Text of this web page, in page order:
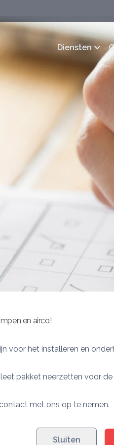
Diensten
en airco!
voor het installeren en
pakket neerzetten voor
met ons op te nemen.
Sluiten
ketel langer meegaat
het onderhoud wordt
Sinds de
van de installatie
te schakelen. Ons
de homepagina aan te
of uw
zien of de waterdruk nog
te worden. Het
die wij hebben
U hoeft dan alleen 2
kranen weer dichtgezet